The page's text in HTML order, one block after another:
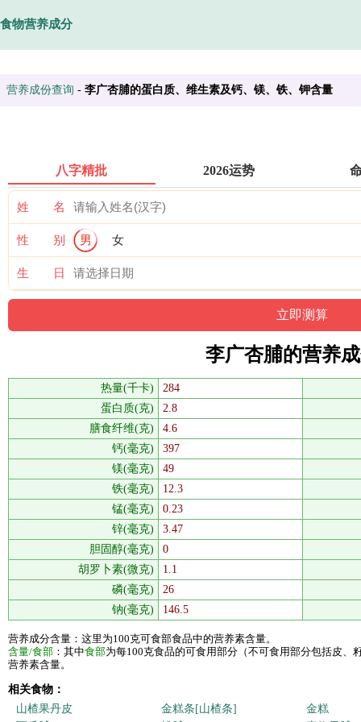
食物营养成分
营养成份查询 - 李广杏脯的蛋白质、维生素及钙、镁、铁、钾含量
八字精批 2026运势
姓 名
性 别 男 女
生 日
李广杏脯的营养
热量(千卡)
284
蛋白质(克)
2.8
膳食纤维(克)
4.6
钙(毫克)
397
镁(毫克)
49
铁(毫克)
12.3
锰(毫克)
0.23
锌(毫克)
3.47
胆固醇(毫克)
0
胡罗卜素(微克)
1.1
磷(毫克)
26
钠(毫克)
146.5
营养成分含量：这里为100克可食部食品中的营养素含量。
含量/食部 ：其中食部为每100克食品的可食用部分（不可食用部分包括皮、
营养素含量。
相关食物：
山楂果丹皮
金糕条[山楂条]
金糕